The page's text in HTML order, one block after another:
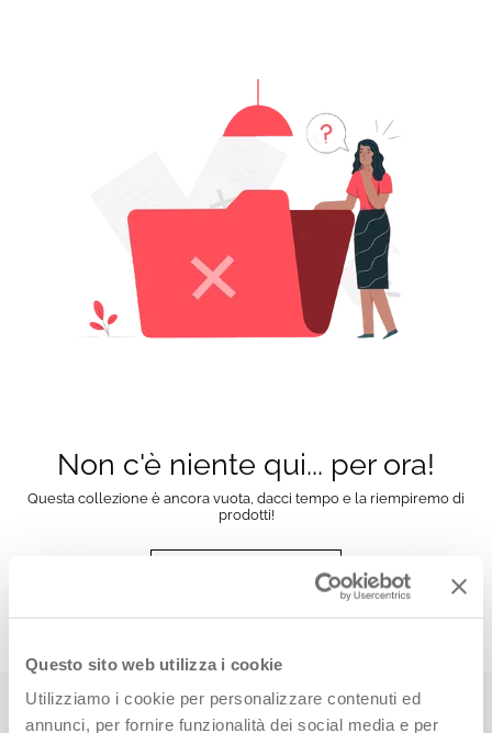
Questo sito web utilizza i cookie
Utilizziamo i cookie per personalizzare contenuti ed
annunci, per fornire funzionalità dei social media e per
Non c'è niente qui... per ora!
Questa collezione è ancora vuota, dacci tempo e la riempiremo di
prodotti!